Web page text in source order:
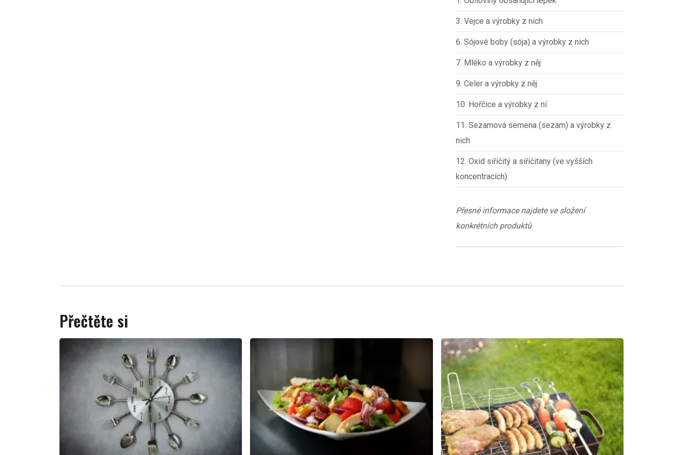
3. Vejce a výrobky z nich
6. Sójové boby (sója) a výrobky z nich
7. Mléko a výrobky z něj
9. Celer a výrobky z něj
10. Hořčice a výrobky z ní
11. Sezamová semena (sezam) a výrobky z
nich
12. Oxid siřičitý a siřičitany (ve vyšších
koncentracích)
Přesné informace najdete ve složení
konkrétních produktů
Přečtěte si